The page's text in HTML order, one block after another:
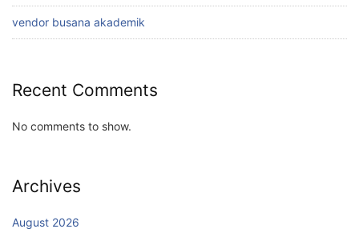
vendor busana akademik
Recent Comments
No comments to show.
Archives
August 2026